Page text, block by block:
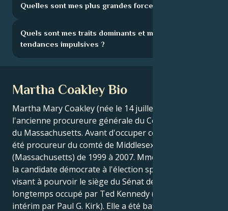
Quelles sont mes plus grandes forces ?
Quels sont mes traits dominants et mes
tendances impulsives ?
Martha Coakley Bio
Martha Mary Coakley (née le 14 juillet 1953) est
l'ancienne procureure générale du Commonwealth
du Massachusetts. Avant d'occuper ce poste, elle a
été procureur du comté de Middlesex
(Massachusetts) de 1999 à 2007. Mme Coakley était
la candidate démocrate à l'élection spéciale de 2010
visant à pourvoir le siège du Sénat des États-Unis
longtemps occupé par Ted Kennedy (et occupé par
intérim par Paul G. Kirk). Elle a été battue à 52 %